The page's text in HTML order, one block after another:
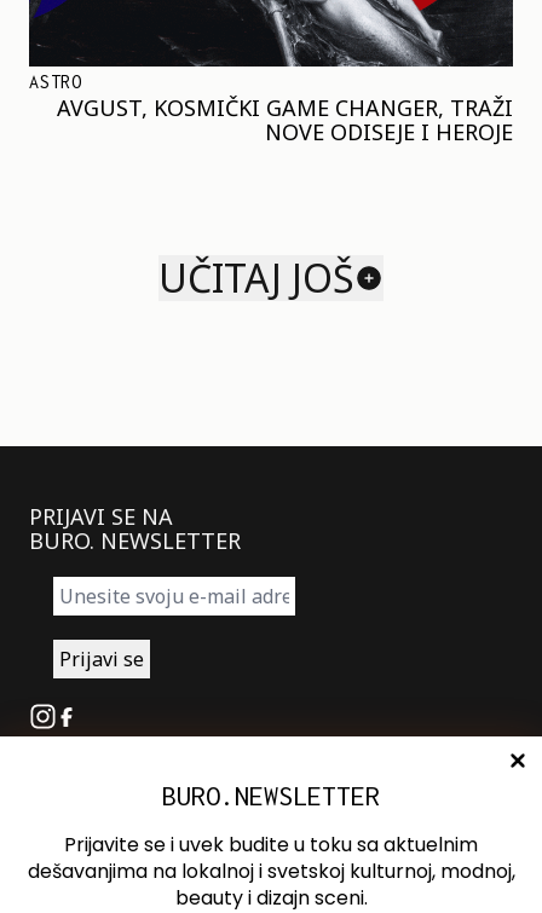
ASTRO
AVGUST, KOSMIČKI GAME CHANGER, TRAŽI
NOVE ODISEJE I HEROJE
UČITAJ JOŠ
PRIJAVI SE NA
BURO. NEWSLETTER
Instagram
Facebook
Oglašavanje
Kontakt
BURO.NEWSLETTER
Prijavite se i uvek budite u toku sa aktuelnim
dešavanjima na lokalnoj i svetskoj kulturnoj, modnoj,
beauty i dizajn sceni.